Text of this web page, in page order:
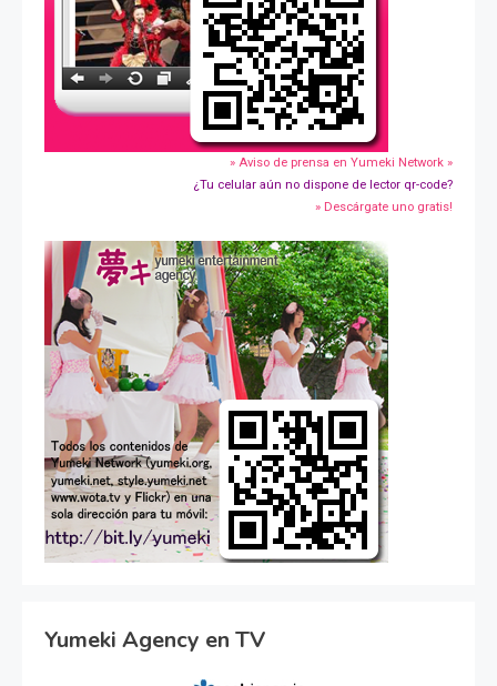
» Aviso de prensa en Yumeki Network »
¿Tu celular aún no dispone de lector qr-code?
» Descárgate uno gratis!
Yumeki Agency en TV